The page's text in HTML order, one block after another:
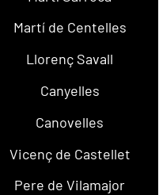
Martí de Centelles
Llorenç Savall
Canyelles
Canovelles
Vicenç de Castellet
Pere de Vilamajor